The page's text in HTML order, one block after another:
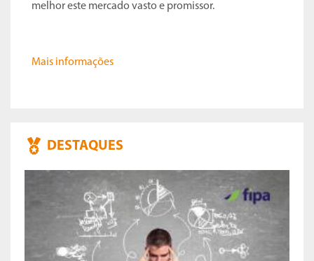
melhor este mercado vasto e promissor.
Mais informações
DESTAQUES